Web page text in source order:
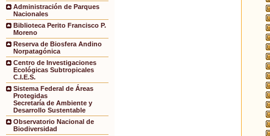
Administración de Parques
Nacionales
Biblioteca Perito Francisco P.
Moreno
Reserva de Biosfera Andino
Norpatagónica
Centro de Investigaciones
Ecológicas Subtropicales
C.I.E.S.
Sistema Federal de Áreas
Protegidas
Secretaría de Ambiente y
Desarrollo Sustentable
Observatorio Nacional de
Biodiversidad